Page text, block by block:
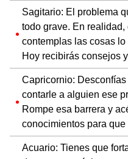
Sagitario: El problema
todo grave. En
contemplas las cosas
Hoy recibirás consejos
Capricornio:
contarle a alguien ese
Rompe esa barrera y
conocimientos para que
Acuario: Tienes que